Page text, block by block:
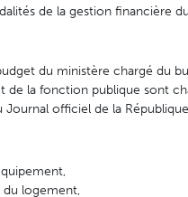
de la gestion financière
du ministère chargé du
de la fonction publique sont
Journal officiel de la
du logement,